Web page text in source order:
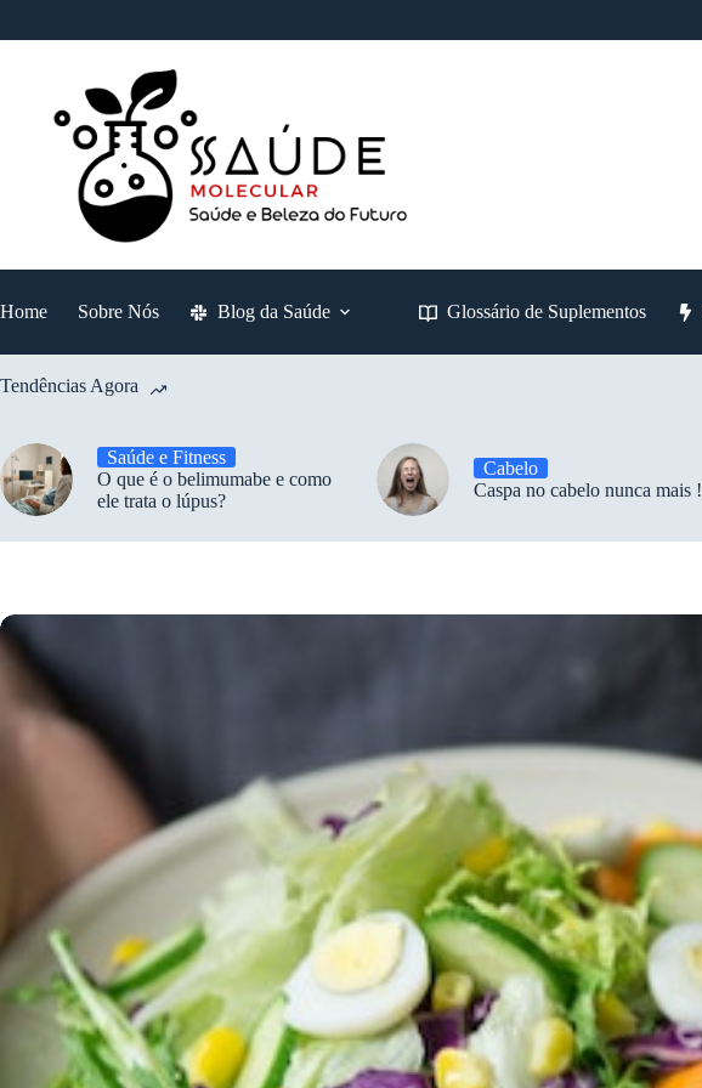
Home Sobre Nós Blog da Saúde Glossário de Suplementos
Tendências Agora
Saúde e Fitness
O que é o belimumabe e como
ele trata o lúpus?
Cabelo
Caspa no cabelo nunca mais !